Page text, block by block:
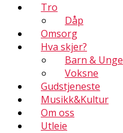
Tro
Dåp
Omsorg
Hva skjer?
Barn & Unge
Voksne
Gudstjeneste
Musikk&Kultur
Om oss
Utleie